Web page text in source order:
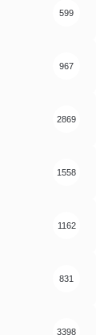
599
967
2869
1558
1162
831
3398